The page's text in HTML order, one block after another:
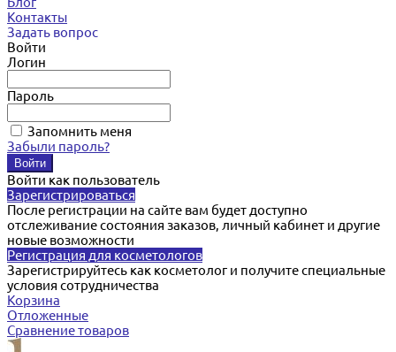
Контакты
Задать вопрос
Войти
Логин
Пароль
Запомнить меня
Забыли пароль?
Войти как пользователь
Зарегистрироваться
После регистрации на сайте вам будет доступно
отслеживание состояния заказов, личный кабинет и другие
новые возможности
Регистрация для косметологов
Зарегистрируйтесь как косметолог и получите специальные
условия сотрудничества
Корзина
Отложенные
Сравнение товаров